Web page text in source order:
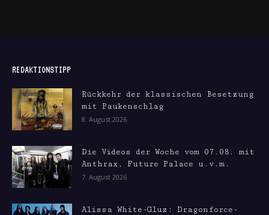
REDAKTIONSTIPP
Rückkehr der klassischen Besetzung
mit Paukenschlag
8. August 2026
Die Videos der Woche vom 07.08. mit
Anthrax, Future Palace u.v.m.
7. August 2026
Alissa White-Gluz: Dragonforce-